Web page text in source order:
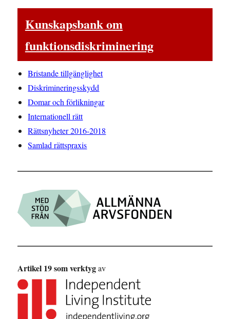
Kunskapsbank om
funktionsdiskriminering
Bristande tillgänglighet
Diskrimineringsskydd
Domar och förlikningar
Internationell rätt
Rättsnyheter 2016-2018
Samlad rättspraxis
Artikel 19 som verktygav